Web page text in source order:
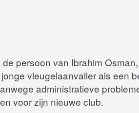
persoon van Ibrahim
vleugelaanvaller als een
administratieve
voor zijn nieuwe club.